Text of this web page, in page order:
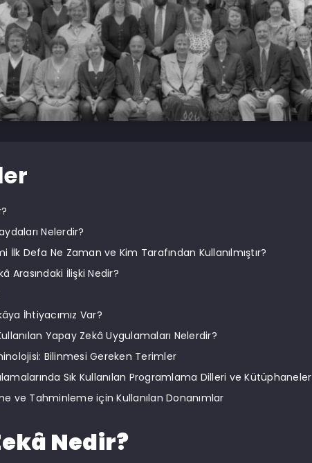
Nelerdir?
İlk Defa Ne Zaman ve Kim Tarafından Kullanılmıştır?
Arasındaki İlişki Nedir?
İhtiyacımız Var?
Yapay Zekâ Uygulamaları Nelerdir?
Bilinmesi Gereken Terimler
Sık Kullanılan Programlama Dilleri ve Kütüphaneler
ve Tahminleme için Kullanılan Donanımlar
Nedir?